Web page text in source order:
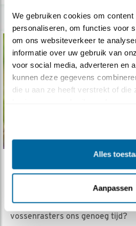
We gebruiken cookies om
personaliseren, om functies voor
om ons websiteverkeer te
informatie over uw gebruik van
voor social media, adverteren en
kunnen deze gegevens
die u aan ze heeft verstrekt of die
Alles
Aanpassen
Verdieping
Vossenrasters in de praktijk
26.09.19Ervaringen uit Eem- en
vossenrasters ons genoeg tijd?